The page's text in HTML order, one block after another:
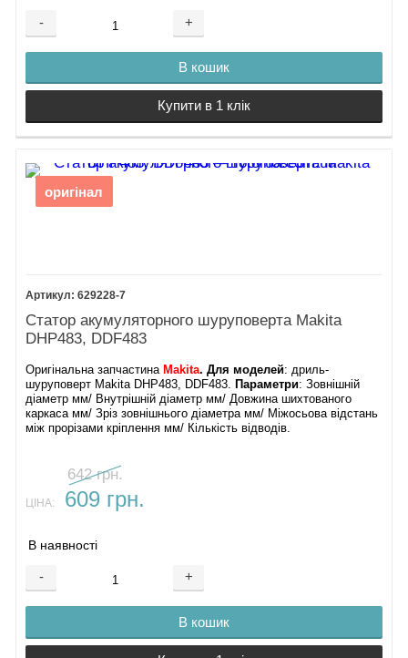
- +
В кошик
Купити в 1 клік
оригінал
629228-7
Статор акумуляторного шуруповерта Makita
DHP483, DDF483
Оригінальна запчастина Makita. Для моделей: дриль-
шуруповерт Makita DHP483, DDF483.
Параметри: Зовнішній
діаметр мм/ Внутрішній діаметр мм/ Довжина шихтованого
каркаса мм/ Зріз зовнішнього діаметра мм/ Міжосьова відстань
між прорізами кріплення мм/ Кількість відводів.
642 грн.
ЦІНА: 609 грн.
В наявності
- +
В кошик